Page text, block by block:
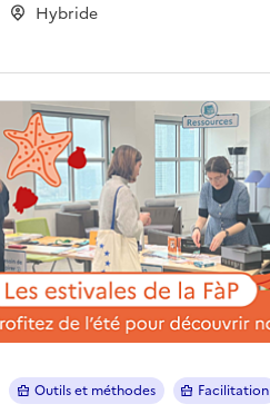
Hybride
Outils et méthodes Facilitation